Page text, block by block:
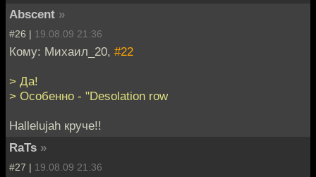
Abscent »
#26 | 19.08.09 21:36
Кому: Михаил_20, #22
> Да!
> Особенно - "Desolation row
Hallelujah круче!!
RaTs »
#27 | 19.08.09 21:36